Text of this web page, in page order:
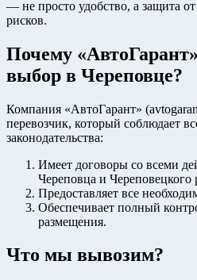
— не просто удобство, а защита
рисков.
Почему
выбор в Череповце?
Компания «АвтоГарант»
перевозчик, который соблюдает
законодательства:
Имеет договоры со всеми
Череповца и Череповецкого
Предоставляет все
Обеспечивает полный
размещения.
Что мы вывозим?